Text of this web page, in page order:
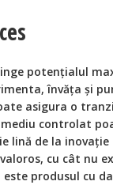
potențialul
învăța și
asigura o
controlat
lină de la inovație
cu cât nu
produsul cu